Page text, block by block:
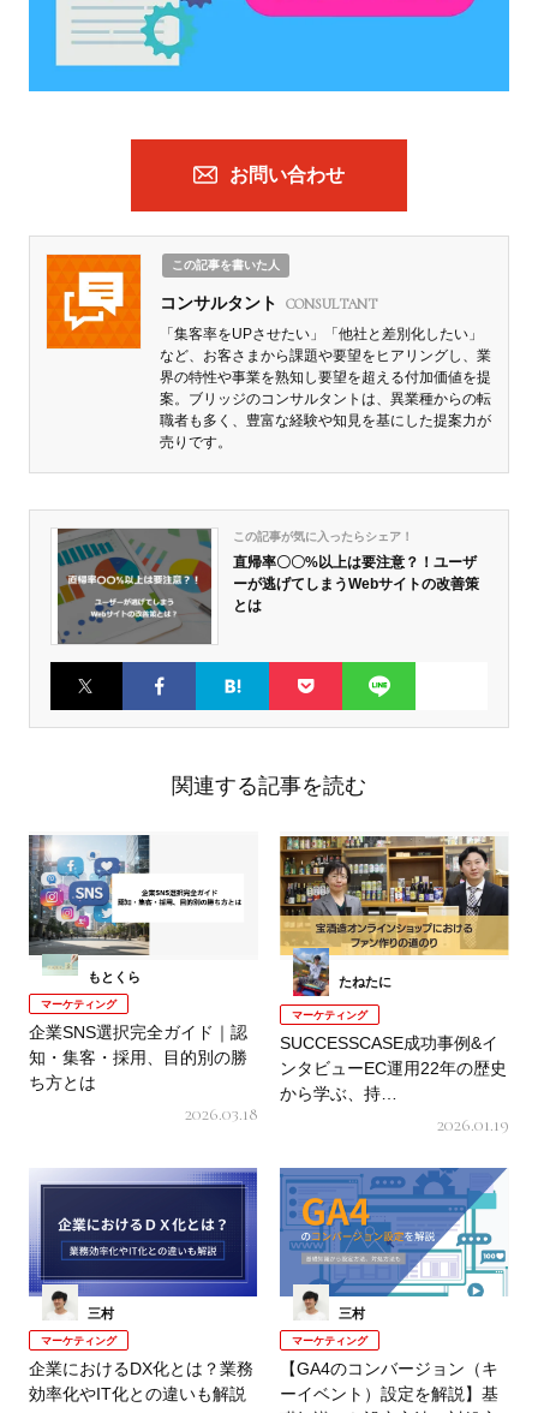
お問い合わせ
この記事を書いた人
コンサルタント
CONSULTANT
「集客率をUPさせたい」「他社と差別化したい」
など、お客さまから課題や要望をヒアリングし、業
界の特性や事業を熟知し要望を超える付加価値を提
案。ブリッジのコンサルタントは、異業種からの転
職者も多く、豊富な経験や知見を基にした提案力が
売りです。
この記事が気に入ったらシェア！
直帰率〇〇%以上は要注意？！ユーザ
ーが逃げてしまうWebサイトの改善策
とは
Twitter
Faceboo はてなブ
ク
Pocket LINE
関連する記事を読む
もとくら
マーケティング
企業SNS選択完全ガイド｜認
知・集客・採用、目的別の勝
ち方とは
2026.03.18
たねたに
マーケティング
SUCCESSCASE成功事例&イ
ンタビューEC運用22年の歴史
から学ぶ、持…
2026.01.19
三村
マーケティング
企業におけるDX化とは？業務
効率化やIT化との違いも解説
三村
マーケティング
【GA4のコンバージョン（キ
ーイベント）設定を解説】基